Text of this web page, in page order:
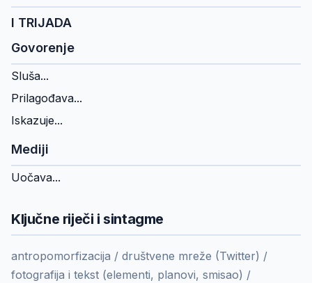
I TRIJADA
Govorenje
Sluša...
Prilagođava...
Iskazuje...
Mediji
Uočava...
Ključne riječi i sintagme
antropomorfizacija / društvene mreže (Twitter) /
fotografija i tekst (elementi, planovi, smisao) /